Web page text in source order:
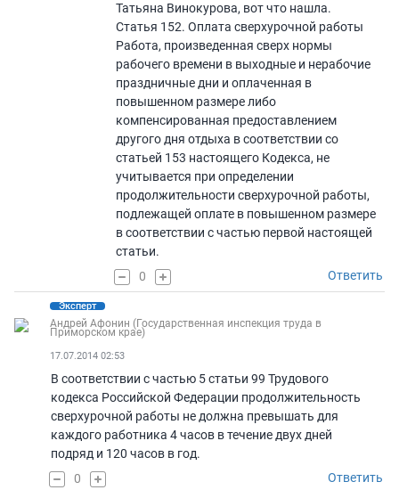
Татьяна Винокурова, вот что нашла.
Статья 152. Оплата сверхурочной работы
Работа, произведенная сверх нормы
рабочего времени в выходные и нерабочие
праздничные дни и оплаченная в
повышенном размере либо
компенсированная предоставлением
другого дня отдыха в соответствии со
статьей 153 настоящего Кодекса, не
учитывается при определении
продолжительности сверхурочной работы,
подлежащей оплате в повышенном размере
в соответствии с частью первой настоящей
статьи.
Ответить
0
Андрей Афонин (Государственная инспекция труда в
Приморском крае)
Эксперт
17.07.2014 02:53
В соответствии с частью 5 статьи 99 Трудового
кодекса Российской Федерации продолжительность
сверхурочной работы не должна превышать для
каждого работника 4 часов в течение двух дней
подряд и 120 часов в год.
Ответить
0